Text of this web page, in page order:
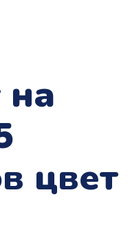
на
цвет